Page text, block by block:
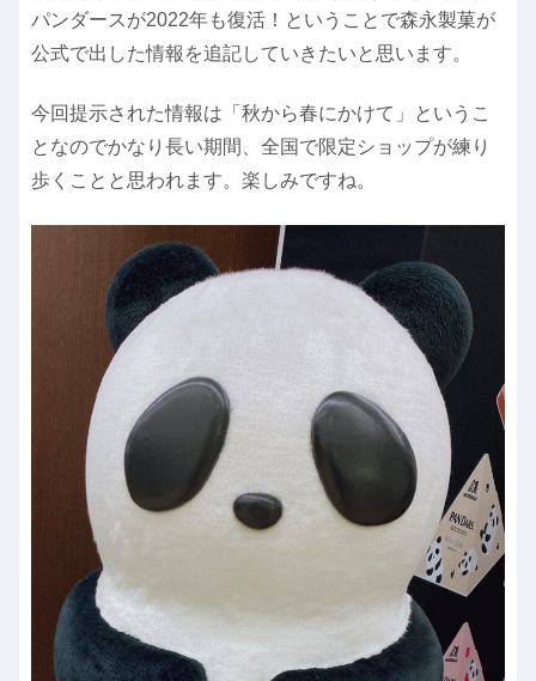
パンダースが2022年も復活！ということで森永製菓が
公式で出した情報を追記していきたいと思います。
今回提示された情報は「秋から春にかけて」というこ
となのでかなり長い期間、全国で限定ショップが練り
歩くことと思われます。楽しみですね。